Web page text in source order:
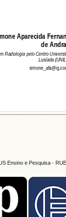
Ensino e Pesquisa -